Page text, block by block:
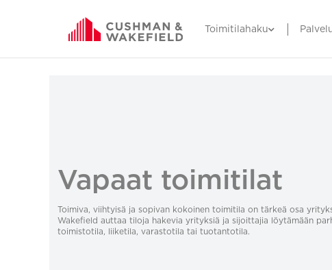
Toimitilahaku
Vapaat toimitilat
Toimiva, viihtyisä ja sopivan kokoinen toimitila on tärkeä osa
Wakefield auttaa tiloja hakevia yrityksiä ja sijoittajia löytämään
toimistotila, liiketila, varastotila tai tuotantotila.